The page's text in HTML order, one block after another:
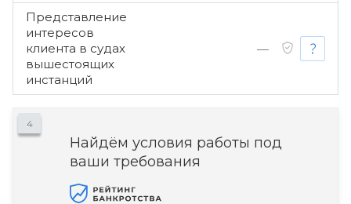
Представление
интересов
клиента в судах
вышестоящих
инстанций
—
4
Найдём условия работы под
ваши требования